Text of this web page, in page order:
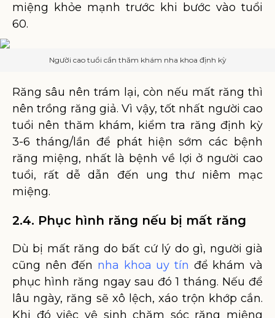
miệng khỏe mạnh trước khi bước vào tuổi
60.
Người cao tuổi cần thăm khám nha khoa định kỳ
Răng sâu nên trám lại, còn nếu mất răng thì
nên trồng răng giả. Vì vậy, tốt nhất người cao
tuổi nên thăm khám, kiểm tra răng định kỳ
3-6 tháng/lần để phát hiện sớm các bệnh
răng miệng, nhất là bệnh về lợi ở người cao
tuổi, rất dễ dẫn đến ung thư niêm mạc
miệng.
2.4. Phục hình răng nếu bị mất răng
Dù bị mất răng do bất cứ lý do gì, người già
cũng nên đến nha khoa uy tín để khám và
phục hình răng ngay sau đó 1 tháng. Nếu để
lâu ngày, răng sẽ xô lệch, xáo trộn khớp cắn.
Khi đó việc vệ sinh chăm sóc răng miệng